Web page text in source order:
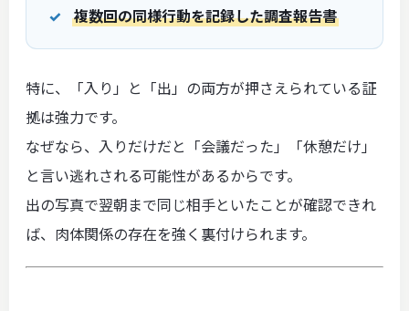
複数回の同様行動を記録した調査報告書
特に、「入り」と「出」の両方が押さえられている証
拠は強力です。
なぜなら、入りだけだと「会議だった」「休憩だけ」
と言い逃れされる可能性があるからです。
出の写真で翌朝まで同じ相手といたことが確認できれ
ば、肉体関係の存在を強く裏付けられます。